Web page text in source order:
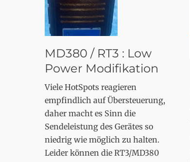
MD380 / RT3 : Low
Power Modifikation
Viele HotSpots reagieren
empfindlich auf Übersteuerung,
daher macht es Sinn die
Sendeleistung des Gerätes so
niedrig wie möglich zu halten.
Leider können die RT3/MD380